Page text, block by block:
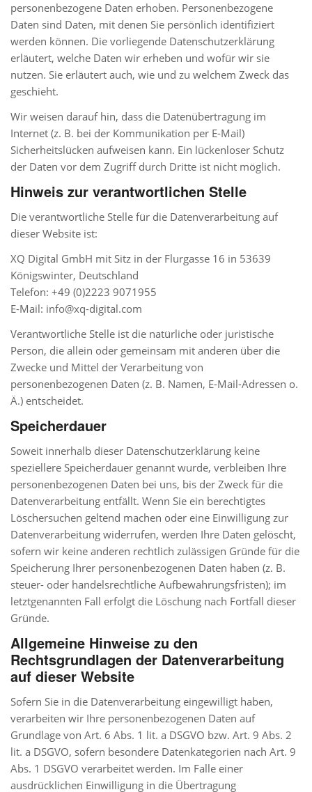
personenbezogene Daten erhoben. Personenbezogene
Daten sind Daten, mit denen Sie persönlich identifiziert
werden können. Die vorliegende Datenschutzerklärung
erläutert, welche Daten wir erheben und wofür wir sie
nutzen. Sie erläutert auch, wie und zu welchem Zweck das
geschieht.
Wir weisen darauf hin, dass die Datenübertragung im
Internet (z. B. bei der Kommunikation per E-Mail)
Sicherheitslücken aufweisen kann. Ein lückenloser Schutz
der Daten vor dem Zugriff durch Dritte ist nicht möglich.
Hinweis zur verantwortlichen Stelle
Die verantwortliche Stelle für die Datenverarbeitung auf
dieser Website ist:
XQ Digital GmbH mit Sitz in der Flurgasse 16 in 53639
Königswinter, Deutschland
Telefon: +49 (0)2223 9071955
E-Mail: info@xq-digital.com
Verantwortliche Stelle ist die natürliche oder juristische
Person, die allein oder gemeinsam mit anderen über die
Zwecke und Mittel der Verarbeitung von
personenbezogenen Daten (z. B. Namen, E-Mail-Adressen o.
Ä.) entscheidet.
Speicherdauer
Soweit innerhalb dieser Datenschutzerklärung keine
speziellere Speicherdauer genannt wurde, verbleiben Ihre
personenbezogenen Daten bei uns, bis der Zweck für die
Datenverarbeitung entfällt. Wenn Sie ein berechtigtes
Löschersuchen geltend machen oder eine Einwilligung zur
Datenverarbeitung widerrufen, werden Ihre Daten gelöscht,
sofern wir keine anderen rechtlich zulässigen Gründe für die
Speicherung Ihrer personenbezogenen Daten haben (z. B.
steuer- oder handelsrechtliche Aufbewahrungsfristen); im
letztgenannten Fall erfolgt die Löschung nach Fortfall dieser
Gründe.
Allgemeine Hinweise zu den
Rechtsgrundlagen der Datenverarbeitung
auf dieser Website
Sofern Sie in die Datenverarbeitung eingewilligt haben,
verarbeiten wir Ihre personenbezogenen Daten auf
Grundlage von Art. 6 Abs. 1 lit. a DSGVO bzw. Art. 9 Abs. 2
lit. a DSGVO, sofern besondere Datenkategorien nach Art. 9
Abs. 1 DSGVO verarbeitet werden. Im Falle einer
ausdrücklichen Einwilligung in die Übertragung